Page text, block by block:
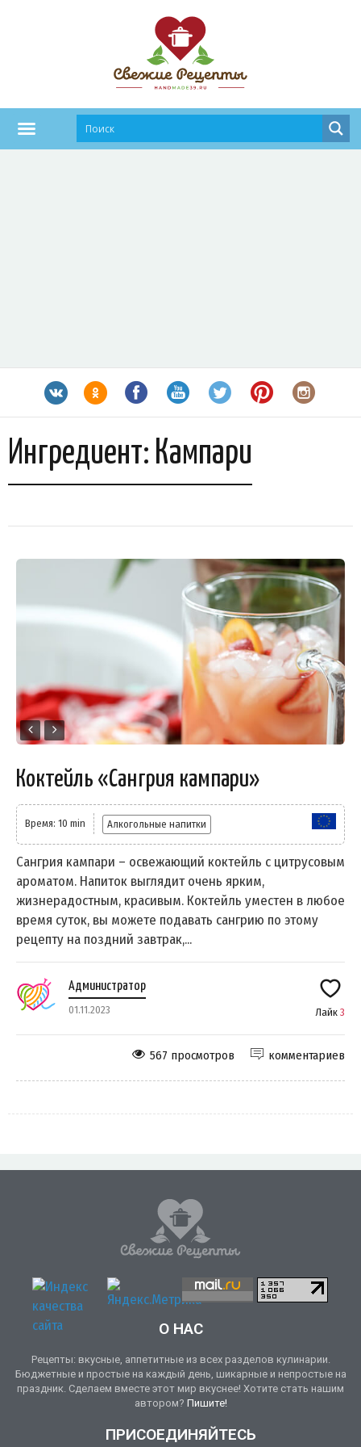
Ингредиент: Кампари
Коктейль «Сангрия кампари»
Время: 10 min Алкогольные напитки
Сангрия кампари – освежающий коктейль с цитрусовым
ароматом. Напиток выглядит очень ярким,
жизнерадостным, красивым. Коктейль уместен в любое
время суток, вы можете подавать сангрию по этому
рецепту на поздний завтрак,...
Администратор
01.11.2023 Лайк 3
комментариев
567 просмотров
О НАС
Рецепты: вкусные, аппетитные из всех разделов кулинарии.
Бюджетные и простые на каждый день, шикарные и непростые на
праздник. Сделаем вместе этот мир вкуснее! Хотите стать нашим
автором? Пишите!
ПРИСОЕДИНЯЙТЕСЬ